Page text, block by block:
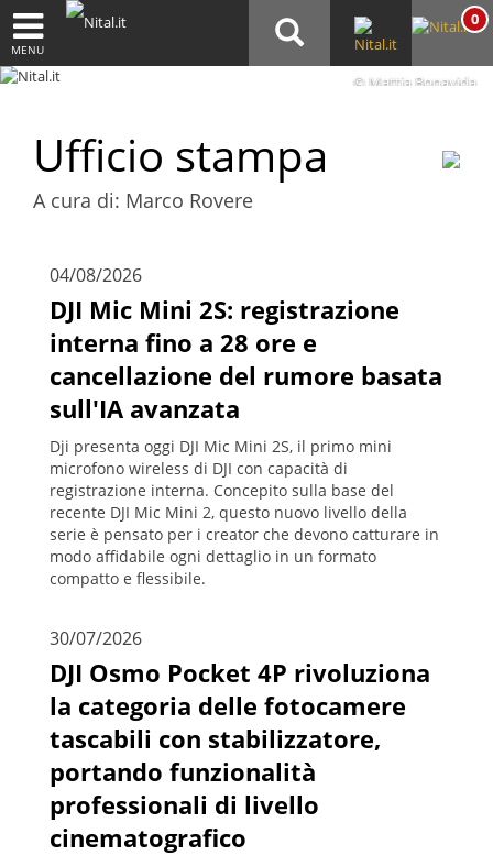
MENU
0
© Mattia Bonavida
Ufficio stampa
A cura di: Marco Rovere
04/08/2026
DJI Mic Mini 2S: registrazione
interna fino a 28 ore e
cancellazione del rumore basata
sull'IA avanzata
Dji presenta oggi DJI Mic Mini 2S, il primo mini
microfono wireless di DJI con capacità di
registrazione interna. Concepito sulla base del
recente DJI Mic Mini 2, questo nuovo livello della
serie è pensato per i creator che devono catturare in
modo affidabile ogni dettaglio in un formato
compatto e flessibile.
30/07/2026
DJI Osmo Pocket 4P rivoluziona
la categoria delle fotocamere
tascabili con stabilizzatore,
portando funzionalità
professionali di livello
cinematografico